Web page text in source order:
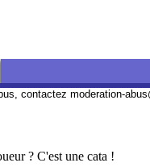
contactez moderation-